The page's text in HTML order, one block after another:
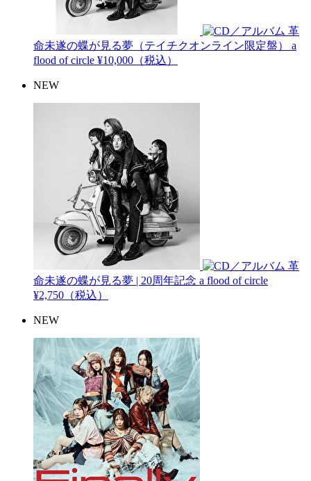
革
命未遂の蝶が見る夢（テイチクオンライン限定盤） a
flood of circle ¥10,000（税込）
NEW
革
命未遂の蝶が見る夢 | 20周年記念 a flood of circle
¥2,750（税込）
NEW